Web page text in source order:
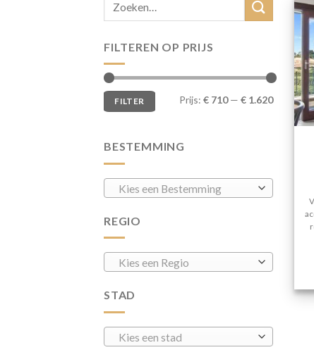
FILTEREN OP PRIJS
Min.
prijs
Max.
prijsFILTER Prijs: € 710— € 1.620
BESTEMMING
Kies een Bestemming
REGIO
Kies een Regio
STAD
Kies een stad